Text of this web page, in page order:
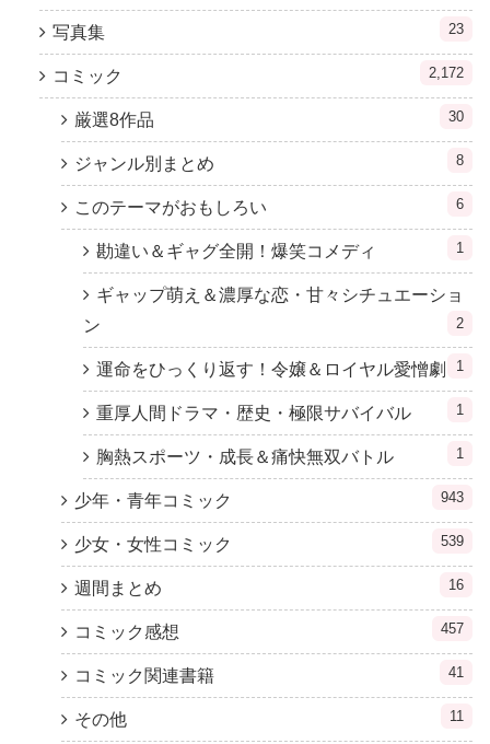
写真集 23
コミック 2,172
厳選8作品 30
ジャンル別まとめ 8
このテーマがおもしろい 6
勘違い＆ギャグ全開！爆笑コメディ 1
ギャップ萌え＆濃厚な恋・甘々シチュエーショ
ン
2
運命をひっくり返す！令嬢＆ロイヤル愛憎劇 1
重厚人間ドラマ・歴史・極限サバイバル 1
胸熱スポーツ・成長＆痛快無双バトル 1
少年・青年コミック 943
少女・女性コミック 539
週間まとめ 16
コミック感想 457
コミック関連書籍 41
その他 11